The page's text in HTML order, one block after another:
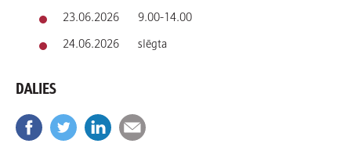
23.06.2026 9.00-14.00
24.06.2026 slēgta
DALIES